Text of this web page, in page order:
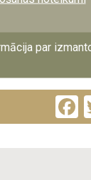
NBS
par